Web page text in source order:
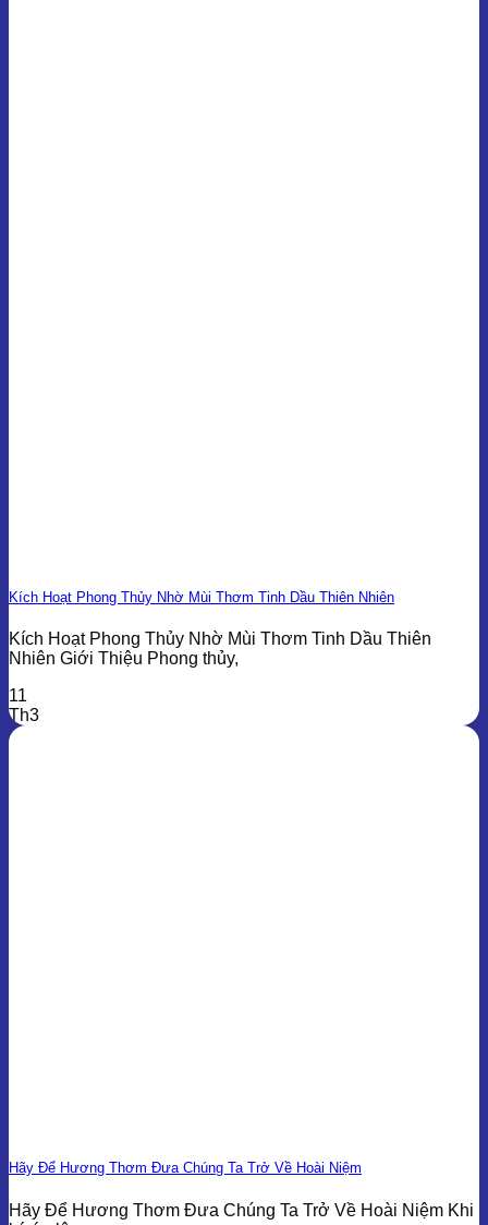
Kích Hoạt Phong Thủy Nhờ Mùi Thơm Tinh Dầu Thiên Nhiên
Kích Hoạt Phong Thủy Nhờ Mùi Thơm Tinh Dầu Thiên
Nhiên Giới Thiệu Phong thủy,
11
Th3
Hãy Để Hương Thơm Đưa Chúng Ta Trở Về Hoài Niệm
Hãy Để Hương Thơm Đưa Chúng Ta Trở Về Hoài Niệm Khi